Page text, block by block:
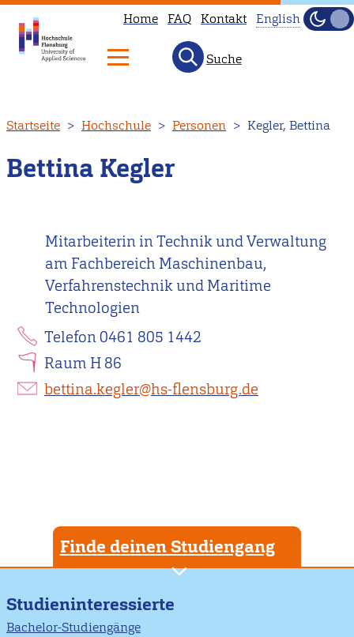
zum
Inhalt
Home FAQ Kontakt
not
to
English
Hell
Suche
Startseite Hochschule Personen Kegler, Bettina
Bettina Kegler
Mitarbeiterin in Technik und Verwaltung
am Fachbereich Maschinenbau,
Verfahrenstechnik und Maritime
Technologien
Telefon 0461 805 1442
Raum H 86
bettina.kegler@hs-flensburg.de
Finde deinen Studiengang
Studieninteressierte
Bachelor-Studiengänge